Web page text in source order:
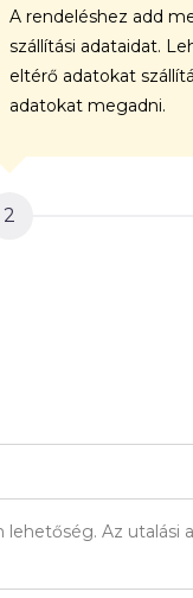
A rendeléshez add
szállítási adataidat.
eltérő adatokat
adatokat megadni.
2
Az